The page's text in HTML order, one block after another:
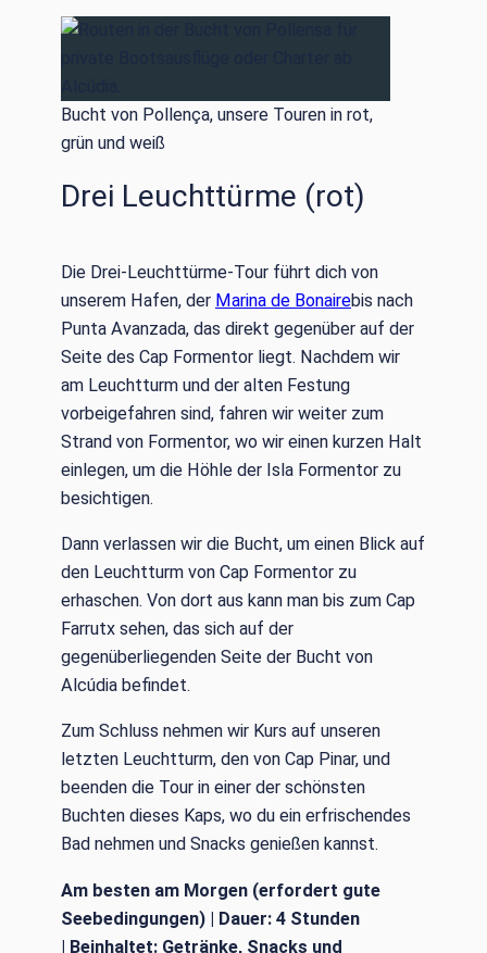
Bucht von Pollença, unsere Touren in rot,
grün und weiß
Drei Leuchttürme (rot)
Die Drei-Leuchttürme-Tour führt dich von
unserem Hafen, der Marina de Bonairebis nach
Punta Avanzada, das direkt gegenüber auf der
Seite des Cap Formentor liegt. Nachdem wir
am Leuchtturm und der alten Festung
vorbeigefahren sind, fahren wir weiter zum
Strand von Formentor, wo wir einen kurzen Halt
einlegen, um die Höhle der Isla Formentor zu
besichtigen.
Dann verlassen wir die Bucht, um einen Blick auf
den Leuchtturm von Cap Formentor zu
erhaschen. Von dort aus kann man bis zum Cap
Farrutx sehen, das sich auf der
gegenüberliegenden Seite der Bucht von
Alcúdia befindet.
Zum Schluss nehmen wir Kurs auf unseren
letzten Leuchtturm, den von Cap Pinar, und
beenden die Tour in einer der schönsten
Buchten dieses Kaps, wo du ein erfrischendes
Bad nehmen und Snacks genießen kannst.
Am besten am Morgen (erfordert gute
Seebedingungen) | Dauer: 4 Stunden
| Beinhaltet: Getränke, Snacks und